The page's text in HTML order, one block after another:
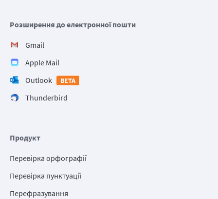
Розширення до електронної пошти
Gmail
Apple Mail
Outlook
BETA
Thunderbird
Продукт
Перевірка орфографії
Перевірка пунктуації
Перефразування